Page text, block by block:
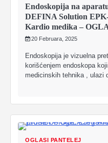
Endoskopija na
DEFINA Solution
Kardio medika –
20 Februara, 2025
Endoskopija je vizuelna
korišćenjem endoskopa
medicinskih tehnika , ulazi
OGLASI PANTELEJ